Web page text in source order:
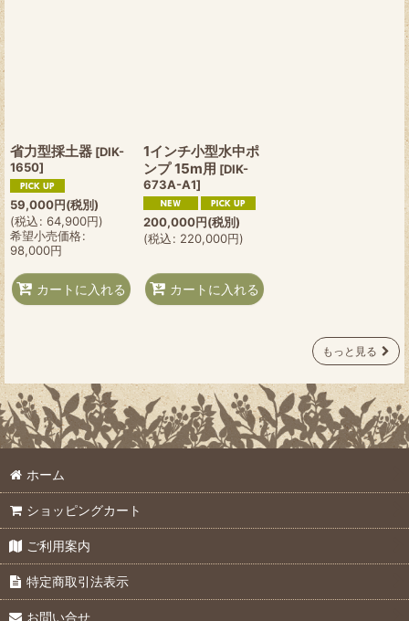
省力型採土器 [DIK-
1650]
59,000円(税別)
(税込: 64,900円)
希望小売価格:
98,000円
カートに入れる
1インチ小型水中ポ
ンプ 15m用 [DIK-
673A-A1]
200,000円(税別)
(税込: 220,000円)
カートに入れる
もっと見る
ホーム
ショッピングカート
ご利用案内
特定商取引法表示
お問い合せ